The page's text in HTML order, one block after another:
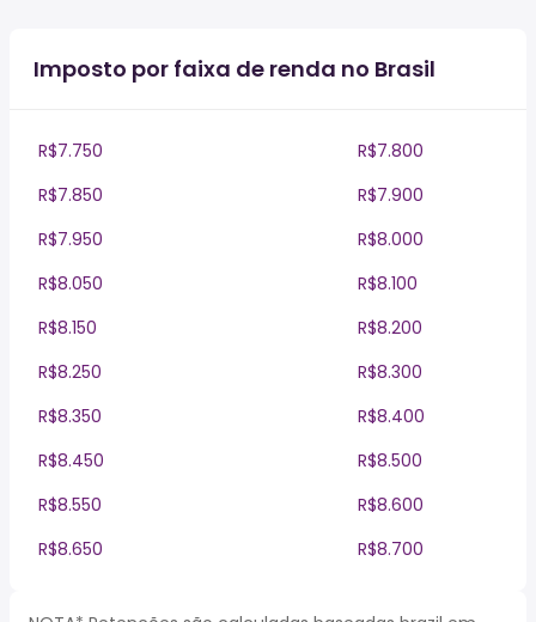
Imposto por faixa de renda no Brasil
R$7.750
R$7.800
R$7.850
R$7.900
R$7.950
R$8.000
R$8.050
R$8.100
R$8.150
R$8.200
R$8.250
R$8.300
R$8.350
R$8.400
R$8.450
R$8.500
R$8.550
R$8.600
R$8.650
R$8.700